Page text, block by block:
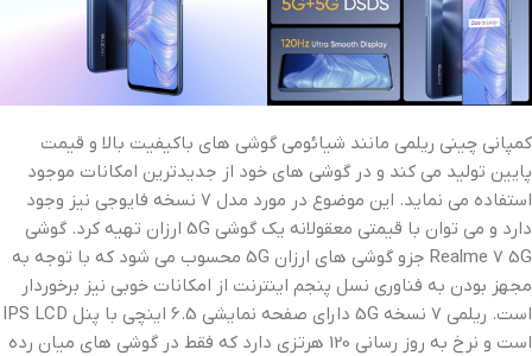
کمپانی چینی ریلمی مانند شیائومی گوشی های باکیفیت بالا و قیمت
پایین تولید می کند و در گوشی های خود از جدیدترین امکانات موجود
استفاده می نماید. این موضوع در مورد مدل 7 نسخه فایوجی نیز وجود
دارد و می توان با قیمتی معقولانه یک گوشی 5G ارزان تهیه کرد. گوشی
Realme 7 5G جزو گوشی های ارزان 5G محسوب می شود که با توجه به
مجهز بودن به فناوری نسل پنجم اینترنت از امکانات خوبی نیز برخوردار
است. ریلمی 7 نسخه 5G دارای صفحه نمایشی 6.5 اینچی با پنل IPS LCD
است و نرخ به روز رسانی 120 هرتزی دارد که فقط در گوشی های میان رده